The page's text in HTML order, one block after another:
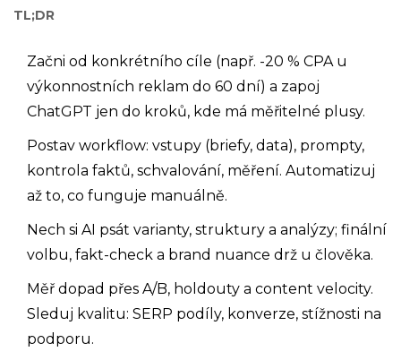
TL;DR
Začni od konkrétního cíle (např. -20 % CPA u
výkonnostních reklam do 60 dní) a zapoj
ChatGPT jen do kroků, kde má měřitelné plusy.
Postav workflow: vstupy (briefy, data), prompty,
kontrola faktů, schvalování, měření. Automatizuj
až to, co funguje manuálně.
Nech si AI psát varianty, struktury a analýzy; finální
volbu, fakt-check a brand nuance drž u člověka.
Měř dopad přes A/B, holdouty a content velocity.
Sleduj kvalitu: SERP podíly, konverze, stížnosti na
podporu.